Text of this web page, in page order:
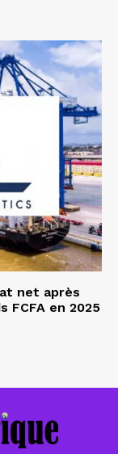
net après
FCFA en 2025